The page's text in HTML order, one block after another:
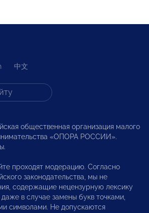
中文
общественная организация малого
«ОПОРА РОССИИ».
проходят модерацию. Согласно
законодательства, мы не
содержащие нецензурную лексику
в случае замены букв точками,
символами. Не допускаются